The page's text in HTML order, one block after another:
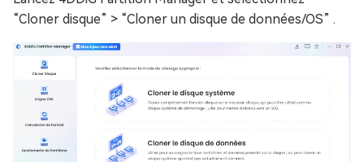
“Cloner disque” > “Cloner un disque de données/OS” .